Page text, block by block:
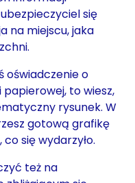
się
na miejscu, jaka
oświadczenie o
to wiesz,
rysunek. W
gotową grafikę
się wydarzyło.
też na